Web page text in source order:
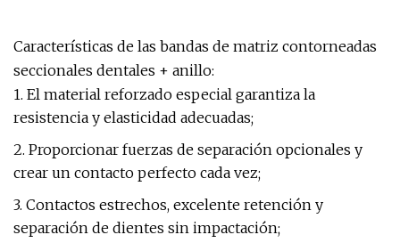
Características de las bandas de matriz contorneadas
seccionales dentales + anillo:
1. El material reforzado especial garantiza la
resistencia y elasticidad adecuadas;
2. Proporcionar fuerzas de separación opcionales y
crear un contacto perfecto cada vez;
3. Contactos estrechos, excelente retención y
separación de dientes sin impactación;